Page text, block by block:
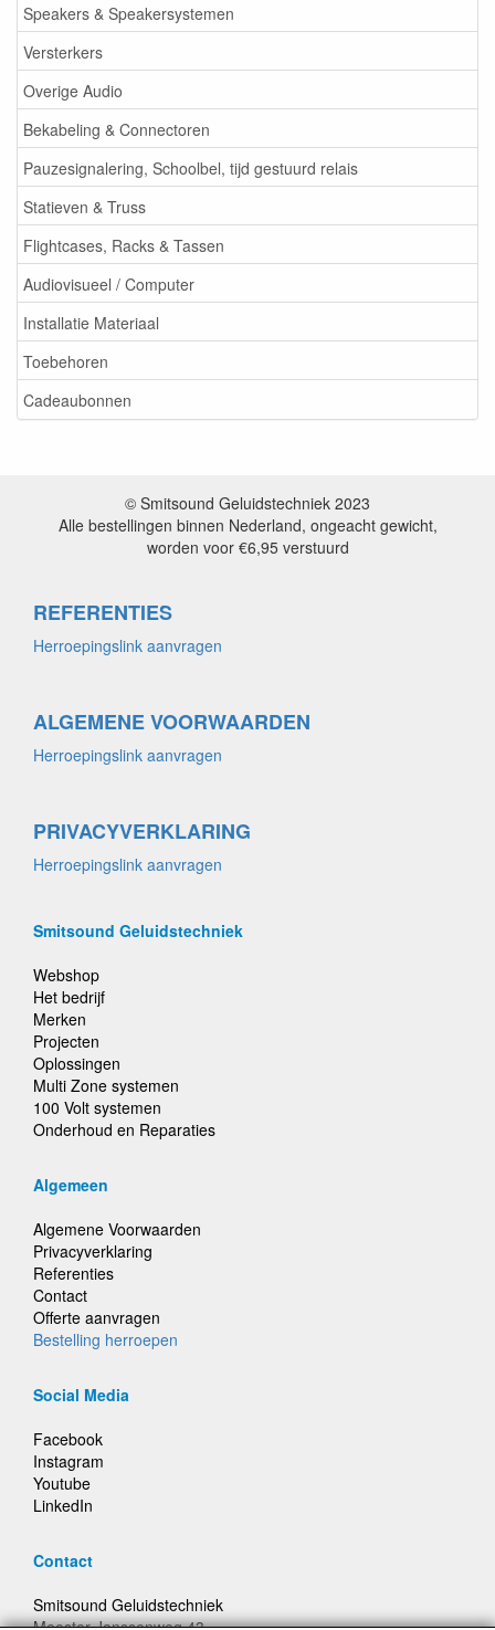
Speakers & Speakersystemen
Versterkers
Overige Audio
Bekabeling & Connectoren
Pauzesignalering, Schoolbel, tijd gestuurd relais
Statieven & Truss
Flightcases, Racks & Tassen
Audiovisueel / Computer
Installatie Materiaal
Toebehoren
Cadeaubonnen
© Smitsound Geluidstechniek 2023
Alle bestellingen binnen Nederland, ongeacht gewicht,
worden voor €6,95 verstuurd
REFERENTIES
Herroepingslink aanvragen
ALGEMENE VOORWAARDEN
Herroepingslink aanvragen
PRIVACYVERKLARING
Herroepingslink aanvragen
Smitsound Geluidstechniek
Webshop
Het bedrijf
Merken
Projecten
Oplossingen
Multi Zone systemen
100 Volt systemen
Onderhoud en Reparaties
Algemeen
Algemene Voorwaarden
Privacyverklaring
Referenties
Contact
Offerte aanvragen
Bestelling herroepen
Social Media
Facebook
Instagram
Youtube
LinkedIn
Contact
Smitsound Geluidstechniek